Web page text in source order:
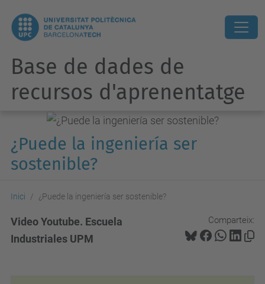
Base de dades de
recursos d'aprenentatge
¿Puede la ingeniería ser
sostenible?
Inici ¿Puede la ingeniería ser sostenible?
Comparteix:
Video Youtube. Escuela
Industriales UPM